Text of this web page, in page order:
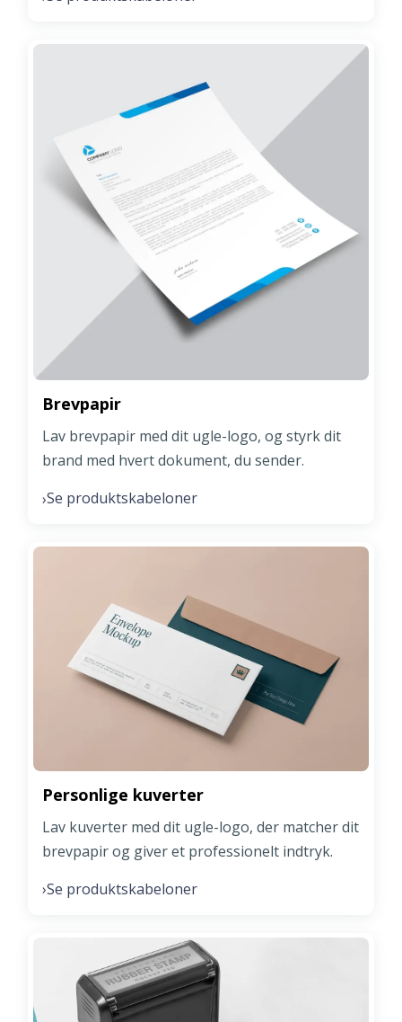
Brevpapir
Lav brevpapir med dit ugle-logo, og styrk dit
brand med hvert dokument, du sender.
›Se produktskabeloner
Personlige kuverter
Lav kuverter med dit ugle-logo, der matcher dit
brevpapir og giver et professionelt indtryk.
›Se produktskabeloner